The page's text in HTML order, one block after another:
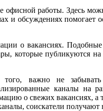
работы. Здесь
и обсуждениях помогает
о вакансиях.
которые публикуются
того, важно не
каналы на
о свежих вакансиях, а
соискатели